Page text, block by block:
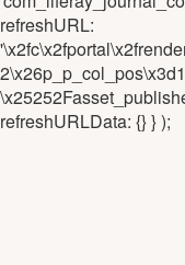
refreshURL:
refreshURLData: {} } );